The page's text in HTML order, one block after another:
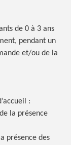
de 0 à 3 ans
pendant un
et/ou de la
:
la présence
présence des